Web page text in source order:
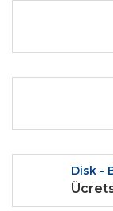
Disk -